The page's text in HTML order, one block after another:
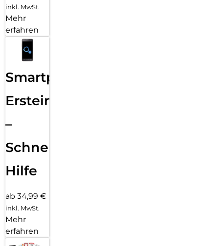
inkl. MwSt.
Mehr
erfahren
Smartphone
Ersteinrichtung
–
Schnelle
Hilfe
ab 34,99 €
inkl. MwSt.
Mehr
erfahren